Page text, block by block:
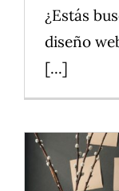
¿Estás
diseño
[...]